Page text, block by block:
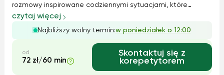
rozmowy inspirowane codziennymi sytuacjami, które
pozwalają uczniom czuć się swobodnie w języku
angielskim. Wykorzystuję interaktywne materiały
dydaktyczne, a gramatykę osadzam w kontekście ko...
czytaj więcej
Najbliższy wolny termin:w poniedziałek o 12:00
od
72 zł/60 min
Skontaktuj się z
korepetytorem